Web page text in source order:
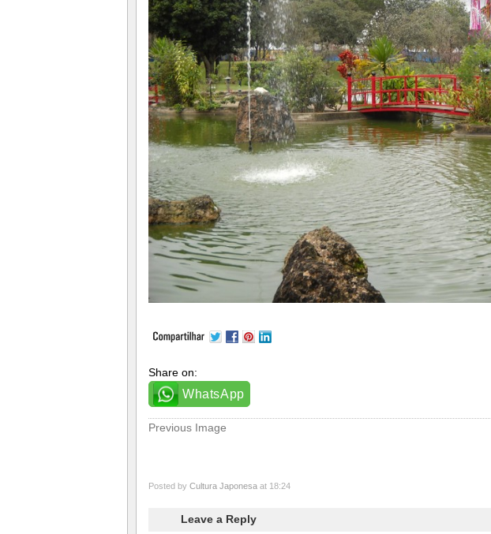
Share on:
WhatsApp
Previous Image
Posted by Cultura Japonesa at 18:24
Leave a Reply